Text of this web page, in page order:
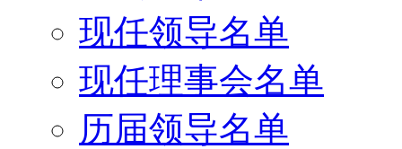
现任领导名单
现任理事会名单
历届领导名单